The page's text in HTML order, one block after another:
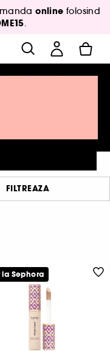
online folosind
.
FILTREAZA
la Sephora